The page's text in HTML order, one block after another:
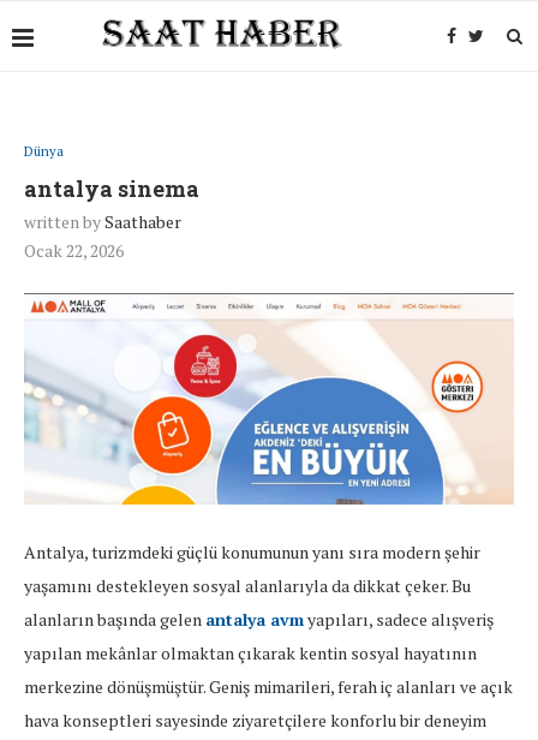
Dünya
antalya sinema
written bySaathaber
Ocak 22, 2026
Antalya, turizmdeki güçlü konumunun yanı sıra modern şehir
yaşamını destekleyen sosyal alanlarıyla da dikkat çeker. Bu
alanların başında gelen antalya avmyapıları, sadece alışveriş
yapılan mekânlar olmaktan çıkarak kentin sosyal hayatının
merkezine dönüşmüştür. Geniş mimarileri, ferah iç alanları ve açık
hava konseptleri sayesinde ziyaretçilere konforlu bir deneyim